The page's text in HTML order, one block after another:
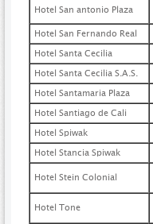
Hotel San antonio Plaza
Hotel San Fernando Real
Hotel Santa Cecilia
Hotel Santa Cecilia S.A.S.
Hotel Santamaria Plaza
Hotel Santiago de Cali
Hotel Spiwak
Hotel Stancia Spiwak
Hotel Stein Colonial
Hotel Tone